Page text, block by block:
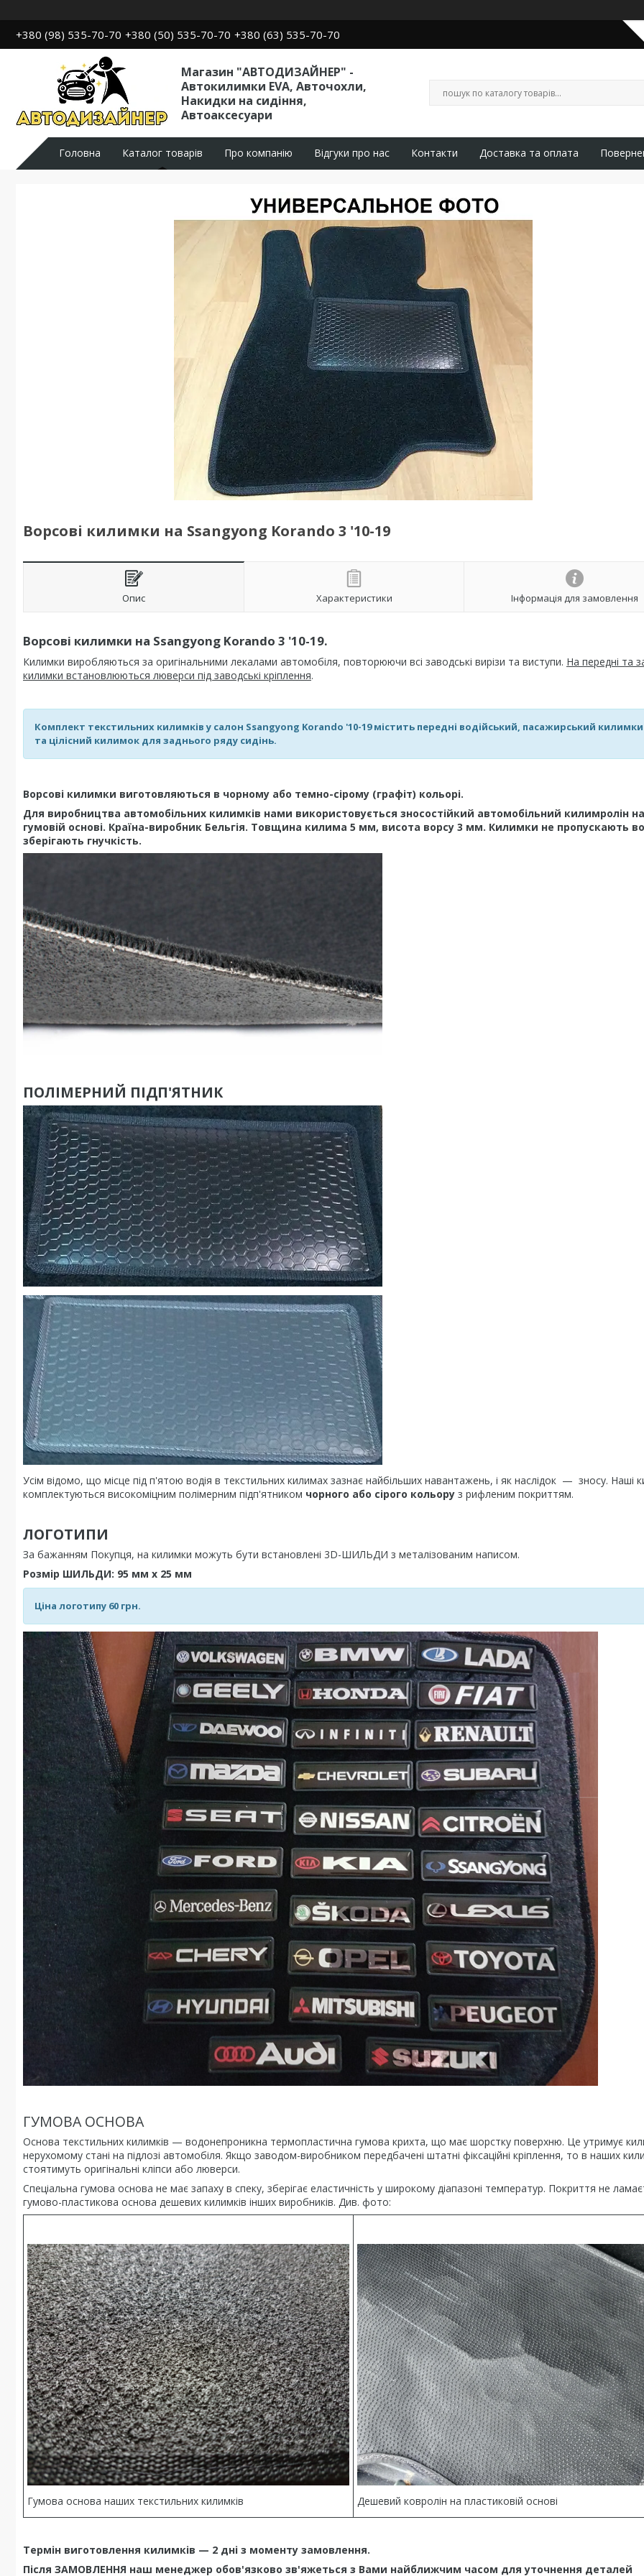
+380 (98) 535-70-70 +380 (50) 535-70-70 +380 (63) 535-70-70
Магазин "АВТОДИЗАЙНЕР" -
Автокилимки EVA, Авточохли,
Накидки на сидіння,
Автоаксесуари
Головна Каталог товарів Про компанію Відгуки про нас Контакти Доставка та оплата
Ворсові килимки на Ssangyong Korando 3 '10-19
Опис Характеристики Інформація для замовлення
Ворсові килимки на Ssangyong Korando 3 '10-19.
Килимки виробляються за оригінальними лекалами автомобіля, повторюючи всі заводські вирізи та виступи. На передні та
килимки встановлюються люверси під заводські кріплення.
Комплект текстильних килимків у салон Ssangyong Korando '10-19 містить передні водійський, пасажирський килимки
та цілісний килимок для заднього ряду сидінь.
Ворсові килимки виготовляються в чорному або темно-сірому (графіт) кольорі.
Для виробництва автомобільних килимків нами використовується зносостійкий автомобільний килимролін на
гумовій основі. Країна-виробник Бельгія. Товщина килима 5 мм, висота ворсу 3 мм. Килимки не пропускають
зберігають гнучкість.
ПОЛІМЕРНИЙ ПІДП'ЯТНИК
Усім відомо, що місце під п'ятою водія в текстильних килимах зазнає найбільших навантажень, і як наслідок — зносу. Наші
комплектуються високоміцним полімерним підп'ятником чорного або сірого кольору з рифленим покриттям.
ЛОГОТИПИ
За бажанням Покупця, на килимки можуть бути встановлені 3D-ШИЛЬДИ з металізованим написом.
Розмір ШИЛЬДИ: 95 мм х 25 мм
Ціна логотипу 60 грн.
ГУМОВА ОСНОВА
Основа текстильних килимків — водонепроникна термопластична гумова крихта, що має шорстку поверхню. Це утримує
нерухомому стані на підлозі автомобіля. Якщо заводом-виробником передбачені штатні фіксаційні кріплення, то в наших
стоятимуть оригінальні кліпси або люверси.
Спеціальна гумова основа не має запаху в спеку, зберігає еластичність у широкому діапазоні температур. Покриття не
гумово-пластикова основа дешевих килимків інших виробників. Див. фото:
Гумова основа наших текстильних килимків Дешевий ковролін на пластиковій основі
Термін виготовлення килимків — 2 дні з моменту замовлення.
Після ЗАМОВЛЕННЯ наш менеджер обов'язково зв'яжеться з Вами найближчим часом для уточнення деталей